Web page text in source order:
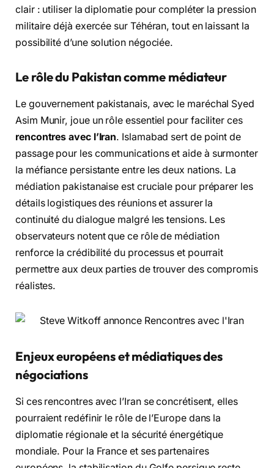
clair : utiliser la diplomatie pour compléter la pression
militaire déjà exercée sur Téhéran, tout en laissant la
possibilité d’une solution négociée.
Le rôle du Pakistan comme médiateur
Le gouvernement pakistanais, avec le maréchal Syed
Asim Munir, joue un rôle essentiel pour faciliter ces
rencontres avec l’Iran. Islamabad sert de point de
passage pour les communications et aide à surmonter
la méfiance persistante entre les deux nations. La
médiation pakistanaise est cruciale pour préparer les
détails logistiques des réunions et assurer la
continuité du dialogue malgré les tensions. Les
observateurs notent que ce rôle de médiation
renforce la crédibilité du processus et pourrait
permettre aux deux parties de trouver des compromis
réalistes.
Enjeux européens et médiatiques des
négociations
Si ces rencontres avec l’Iran se concrétisent, elles
pourraient redéfinir le rôle de l’Europe dans la
diplomatie régionale et la sécurité énergétique
mondiale. Pour la France et ses partenaires